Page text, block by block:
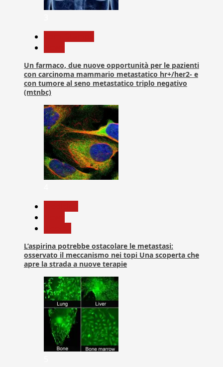
Un farmaco, due nuove opportunità per le pazienti
con carcinoma mammario metastatico hr+/her2- e
con tumore al seno metastatico triplo negativo
(mtnbc)
L’aspirina potrebbe ostacolare le metastasi:
osservato il meccanismo nei topi Una scoperta che
apre la strada a nuove terapie